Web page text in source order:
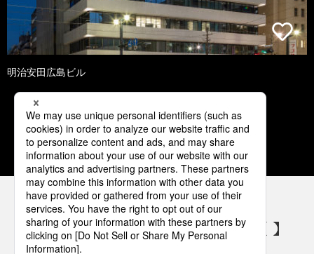
明治安田広島ビル
1 2 3 4 5
パナソニックの電気設備 SNSアカウント